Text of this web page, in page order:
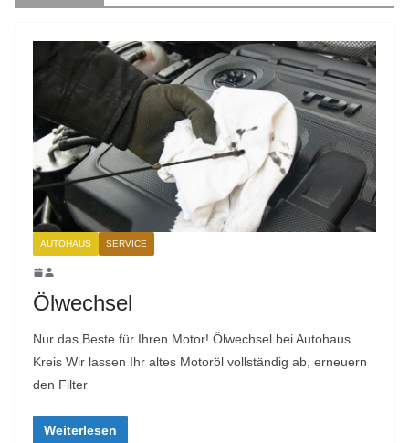
AUTOHAUS SERVICE
Ölwechsel
Nur das Beste für Ihren Motor! Ölwechsel bei Autohaus
Kreis Wir lassen Ihr altes Motoröl vollständig ab, erneuern
den Filter
Weiterlesen